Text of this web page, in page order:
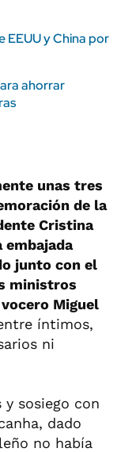
EEUU y China por
ahorrar
unas tres
de la
Cristina
embajada
junto con el
ministros
Miguel
íntimos,
ni
y sosiego con
dado
no había